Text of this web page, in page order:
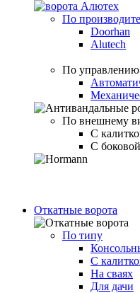
По
Doorhan
Alutech
По управлению
По внешнему
С
С
Откатные ворота
По типу
С
На сваях
Для дачи